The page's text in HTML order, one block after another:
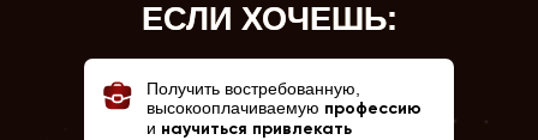
ЕСЛИ ХОЧЕШЬ:
Получить востребованную,
высокооплачиваемую профессию
и научиться привлекать